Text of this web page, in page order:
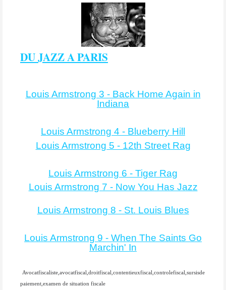
DU JAZZ A PARIS
Louis Armstrong 3 - Back Home Again in
Indiana
Louis Armstrong 4 - Blueberry Hill
Louis Armstrong 5 - 12th Street Rag
Louis Armstrong 6 - Tiger Rag
Louis Armstrong 7 - Now You Has Jazz
Louis Armstrong 8 - St. Louis Blues
Louis Armstrong 9 - When The Saints Go
Marchin' In
Avocatfiscaliste,avocatfiscal,droitfiscal,contentieuxfiscal,controlefiscal,sursisde
paiement,examen de situation fiscale